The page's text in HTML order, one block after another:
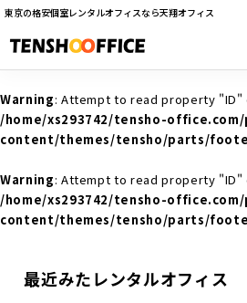
東京の格安個室レンタルオフィスなら天翔オフィス
Warning: Attempt to read property "ID"
/home/xs293742/tensho-
content/themes/tensho/parts/
Warning: Attempt to read property "ID"
/home/xs293742/tensho-
content/themes/tensho/parts/
最近みたレンタルオフィス